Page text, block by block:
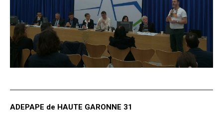
ADEPAPE de HAUTE GARONNE 31